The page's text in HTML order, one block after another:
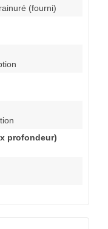
(fourni)
profondeur)